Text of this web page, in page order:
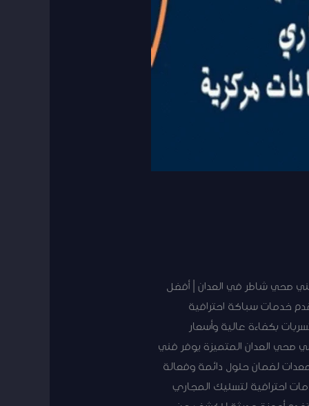
صحي شاطر في العدان | أفضل
خدمات سباكة احترافية
بكفاءة عالية وأسعار
فني صحي العدان المتميزة يوفر فني
لضمان حلول دائمة وفعالة
احترافية لتسليك المجاري